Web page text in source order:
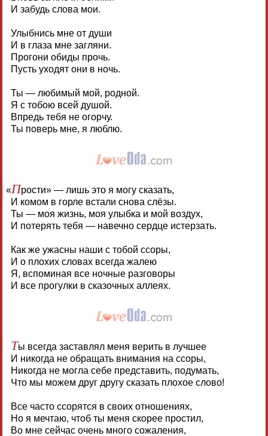
И забудь слова мои.
Улыбнись мне от души
И в глаза мне загляни.
Прогони обиды прочь.
Пусть уходят они в ночь.
Ты — любимый мой, родной.
Я с тобою всей душой.
Впредь тебя не огорчу.
Ты поверь мне, я люблю.
«Прости» — лишь это я могу сказать,
И комом в горле встали снова слёзы.
Ты — моя жизнь, моя улыбка и мой воздух,
И потерять тебя — навечно сердце истерзать.
Как же ужасны наши с тобой ссоры,
И о плохих словах всегда жалею
Я, вспоминая все ночные разговоры
И все прогулки в сказочных аллеях.
Ты всегда заставлял меня верить в лучшее
И никогда не обращать внимания на ссоры,
Никогда не могла себе представить, подумать,
Что мы можем друг другу сказать плохое слово!
Все часто ссорятся в своих отношениях,
Но я мечтаю, чтоб ты меня скорее простил,
Во мне сейчас очень много сожаления,